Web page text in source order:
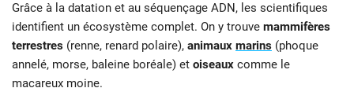
Grâce à la datation et au séquençage ADN, les scientifiques
identifient un écosystème complet. On y trouve mammifères
terrestres (renne, renard polaire), animaux marins (phoque
annelé, morse, baleine boréale) et oiseaux comme le
macareux moine.